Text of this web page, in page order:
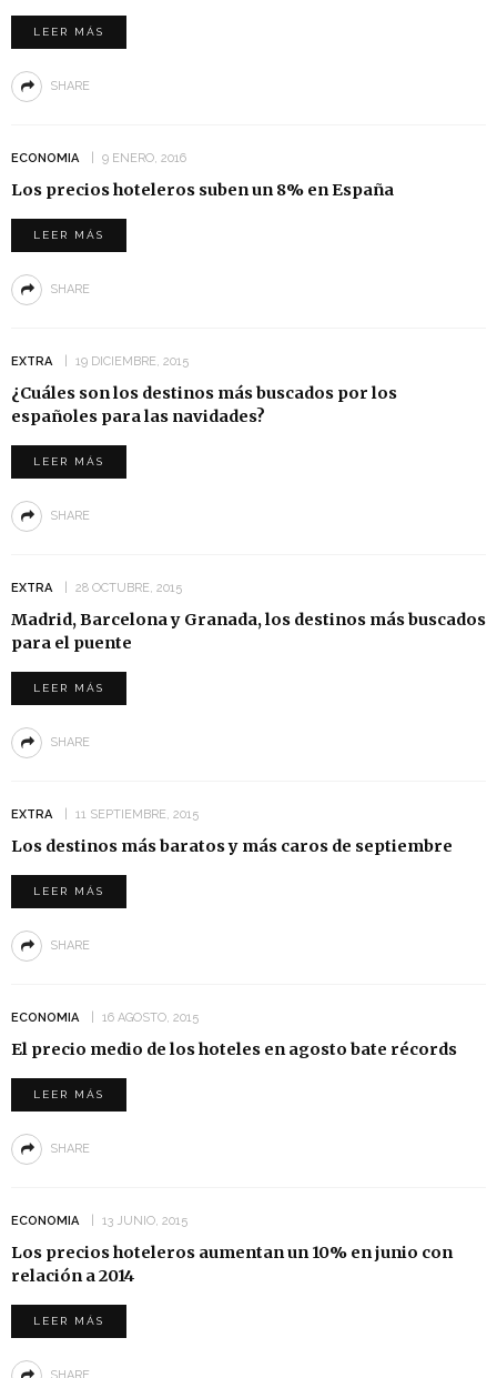
LEER MÁS
SHARE
ECONOMIA 9 ENERO, 2016
Los precios hoteleros suben un 8% en España
LEER MÁS
SHARE
EXTRA 19 DICIEMBRE, 2015
¿Cuáles son los destinos más buscados por los
españoles para las navidades?
LEER MÁS
SHARE
EXTRA 28 OCTUBRE, 2015
Madrid, Barcelona y Granada, los destinos más buscados
para el puente
LEER MÁS
SHARE
EXTRA 11 SEPTIEMBRE, 2015
Los destinos más baratos y más caros de septiembre
LEER MÁS
SHARE
ECONOMIA 16 AGOSTO, 2015
El precio medio de los hoteles en agosto bate récords
LEER MÁS
SHARE
ECONOMIA 13 JUNIO, 2015
Los precios hoteleros aumentan un 10% en junio con
relación a 2014
LEER MÁS